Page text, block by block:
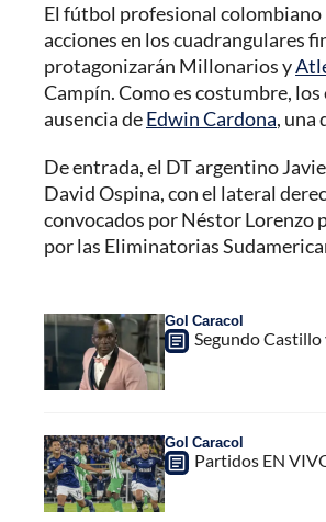
El fútbol profesional colombiano
acciones en los cuadrangulares
protagonizarán Millonarios y
Campín. Como es costumbre,
ausencia deEdwin Cardona, una
De entrada, el DT argentino
David Ospina, con el lateral
convocados por Néstor Lorenzo
por las Eliminatorias
Gol Caracol
Segundo
Gol Caracol
Partidos EN